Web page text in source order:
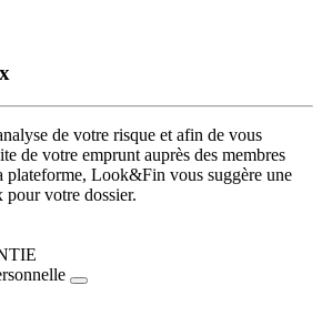
de votre risque et afin de vous
de votre emprunt auprès des membres
plateforme, Look&Fin vous suggère une
pour votre dossier.